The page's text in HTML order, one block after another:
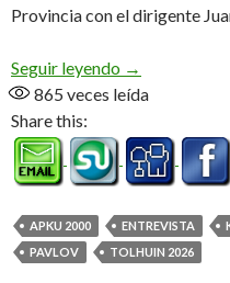
Provincia con el dirigente
Seguir leyendo Inscripciones
→
865 veces leída
Share this:
APKU 2000 ENTREVISTA
PAVLOV
TOLHUIN 2026